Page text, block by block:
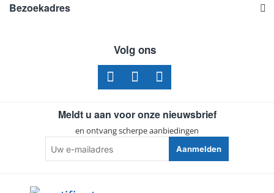
Bezoekadres
Volg ons
Meldt u aan voor onze nieuwsbrief
en ontvang scherpe aanbiedingen
e-
mailadres
Aanmelden